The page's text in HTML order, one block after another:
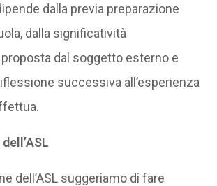
dalla previa preparazione
dalla significatività
proposta dal soggetto esterno e
successiva all’esperienza
dell’ASL suggeriamo di fare